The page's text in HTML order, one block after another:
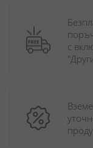
с